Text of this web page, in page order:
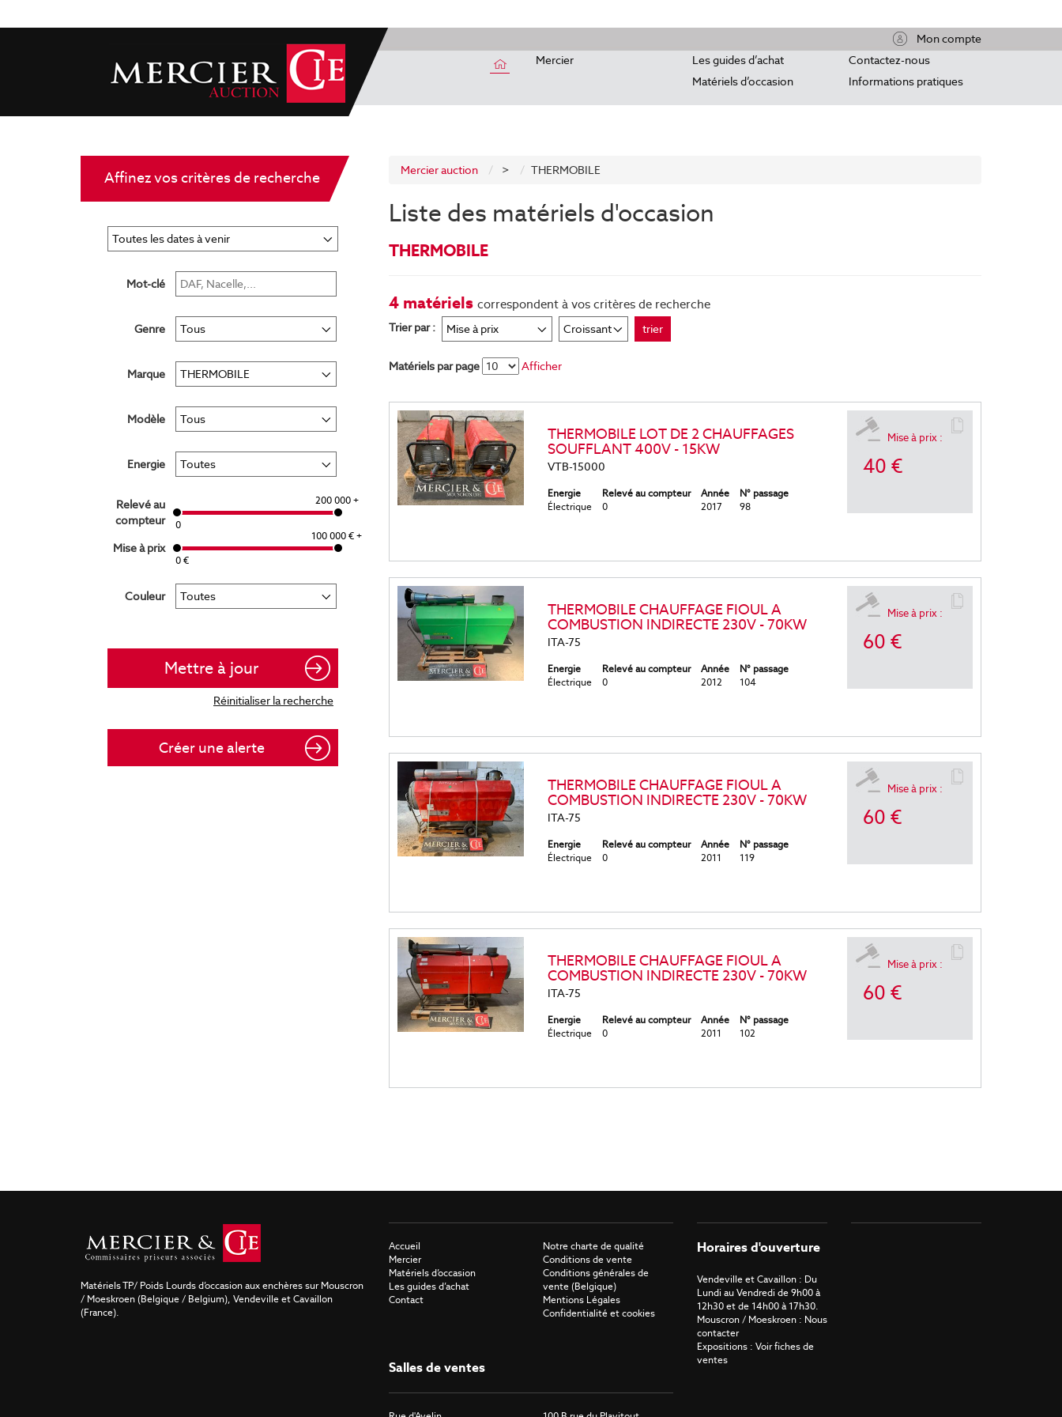
Mon compte
Mercier
Les guides d’achat
Contactez-nous
Matériels d’occasion
Informations pratiques
Affinez vos critères de recherche
Mot-clé
Genre
Marque
Modèle
Energie
Relevé au
compteur
0
200 000 +
Mise à prix
0 €
100 000 € +
Couleur
Créer une alerte
Mercier auction > THERMOBILE
Liste des matériels d'occasion
THERMOBILE
4 matériels correspondent à vos critères de recherche
Trier par : trier
Matériels par page Afficher
THERMOBILE LOT DE 2 CHAUFFAGES
SOUFFLANT 400V - 15KW
VTB-15000
Energie
Électrique
Relevé au compteur
0
Année
2017
N° passage
98
Mise à prix :
40 €
THERMOBILE CHAUFFAGE FIOUL A
COMBUSTION INDIRECTE 230V - 70KW
ITA-75
Energie
Électrique
Relevé au compteur
0
Année
2012
N° passage
104
Mise à prix :
60 €
THERMOBILE CHAUFFAGE FIOUL A
COMBUSTION INDIRECTE 230V - 70KW
ITA-75
Energie
Électrique
Relevé au compteur
0
Année
2011
N° passage
119
Mise à prix :
60 €
THERMOBILE CHAUFFAGE FIOUL A
COMBUSTION INDIRECTE 230V - 70KW
ITA-75
Energie
Électrique
Relevé au compteur
0
Année
2011
N° passage
102
Mise à prix :
60 €
Matériels TP/ Poids Lourds d’occasion aux enchères sur Mouscron
/ Moeskroen (Belgique / Belgium), Vendeville et Cavaillon
(France).
Accueil
Mercier
Matériels d’occasion
Les guides d’achat
Contact
Notre charte de qualité
Conditions de vente
Conditions générales de
vente (Belgique)
Mentions Légales
Confidentialité et cookies
Salles de ventes
Horaires d'ouverture
Vendeville et Cavaillon : Du
Lundi au Vendredi de 9h00 à
12h30 et de 14h00 à 17h30.
Mouscron / Moeskroen : Nous
contacter
Expositions : Voir fiches de
ventes